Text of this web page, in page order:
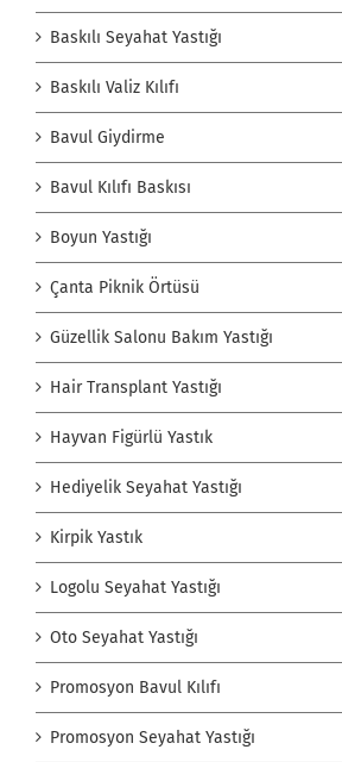
Baskılı Seyahat Yastığı
Baskılı Valiz Kılıfı
Bavul Giydirme
Bavul Kılıfı Baskısı
Boyun Yastığı
Çanta Piknik Örtüsü
Güzellik Salonu Bakım Yastığı
Hair Transplant Yastığı
Hayvan Figürlü Yastık
Hediyelik Seyahat Yastığı
Kirpik Yastık
Logolu Seyahat Yastığı
Oto Seyahat Yastığı
Promosyon Bavul Kılıfı
Promosyon Seyahat Yastığı